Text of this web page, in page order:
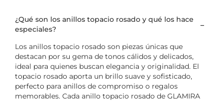
¿Qué son los anillos topacio rosado y qué los hace
especiales?
Los anillos topacio rosado son piezas únicas que
destacan por su gema de tonos cálidos y delicados,
ideal para quienes buscan elegancia y originalidad. El
topacio rosado aporta un brillo suave y sofisticado,
perfecto para anillos de compromiso o regalos
memorables. Cada anillo topacio rosado de GLAMIRA